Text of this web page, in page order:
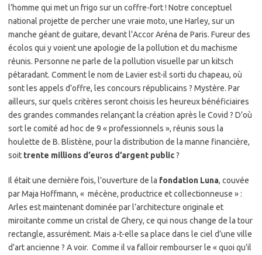
l’homme qui met un frigo sur un coffre-fort ! Notre conceptuel
national projette de percher une vraie moto, une Harley, sur un
manche géant de guitare, devant l’Accor Aréna de Paris. Fureur des
écolos qui y voient une apologie de la pollution et du machisme
réunis. Personne ne parle de la pollution visuelle par un kitsch
pétaradant. Comment le nom de Lavier est-il sorti du chapeau, où
sont les appels d’offre, les concours républicains ? Mystère. Par
ailleurs, sur quels critères seront choisis les heureux bénéficiaires
des grandes commandes relançant la création après le Covid ? D’où
sort le comité ad hoc de 9 « professionnels », réunis sous la
houlette de B. Blistène, pour la distribution de la manne financière,
soit trente millions d’euros d’argent public?
Il était une dernière fois, l’ouverture de la fondation Luna, couvée
par Maja Hoffmann, « mécène, productrice et collectionneuse » :
Arles est maintenant dominée par l’architecture originale et
miroitante comme un cristal de Ghery, ce qui nous change de la tour
rectangle, assurément. Mais a-t-elle sa place dans le ciel d’une ville
d’art ancienne ? A voir. Comme il va falloir rembourser le « quoi qu’il